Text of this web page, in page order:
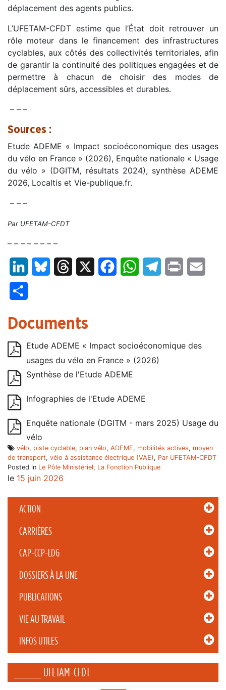
ACTION
CARRIÈRES
CAP-CCP-LDG
DOSSIERS À LA UNE
PUBLICATIONS
VIE AU TRAVAIL
INFOS UTILES
_____ UFETAM-CFDT
déplacement des agents publics.
L’UFETAM-CFDT estime que l’État doit retrouver un
rôle moteur dans le financement des infrastructures
cyclables, aux côtés des collectivités territoriales, afin
de garantir la continuité des politiques engagées et de
permettre à chacun de choisir des modes de
déplacement sûrs, accessibles et durables.
– – –
Sources :
Etude ADEME « Impact socioéconomique des usages
du vélo en France » (2026), Enquête nationale « Usage
du vélo » (DGITM, résultats 2024), synthèse ADEME
2026, Localtis et Vie-publique.fr.
– – –
Par UFETAM-CFDT
– – – – – – – –
LinkedInBluesky Threads FacebookWhatsAppTelegram
Print
Documents
Etude ADEME « Impact socioéconomique des
usages du vélo en France » (2026)
Synthèse de l'Etude ADEME
Infographies de l'Etude ADEME
Enquête nationale (DGITM - mars 2025) Usage du
vélo
vélo, piste cyclable, plan vélo, ADEME, mobilités actives, moyen
de transport, vélo à assistance électrique (VAE), Par UFETAM-CFDT
Posted in Le Pôle Ministériel, La Fonction Publique
le 15 juin 2026